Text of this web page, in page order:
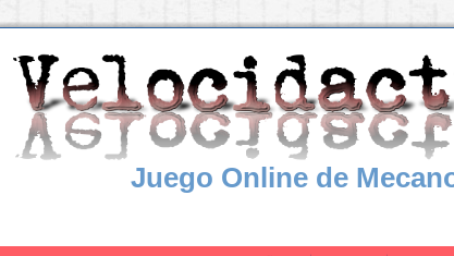
Juego Online de